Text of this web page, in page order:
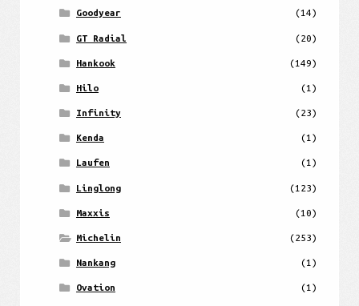
Goodyear (14)
GT Radial (20)
Hankook (149)
Hilo (1)
Infinity (23)
Kenda (1)
Laufen (1)
Linglong (123)
Maxxis (10)
Michelin (253)
Nankang (1)
Ovation (1)